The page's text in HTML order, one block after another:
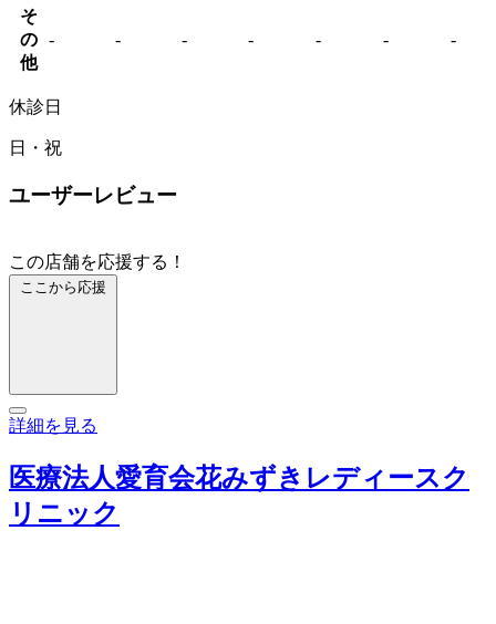
そ
の
他
- - - - - - -
休診日
日・祝
ユーザーレビュー
この店舗を応援する！
ここから応援
詳細を見る
医療法人愛育会花みずきレディースク
リニック